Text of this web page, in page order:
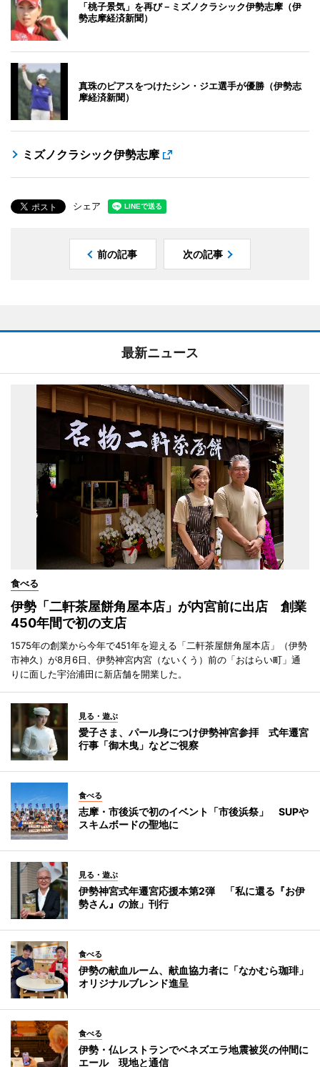
「桃子景気」を再び－ミズノクラシック伊勢志摩（伊
勢志摩経済新聞）
真珠のピアスをつけたシン・ジエ選手が優勝（伊勢志
摩経済新聞）
ミズノクラシック伊勢志摩
シェア
前の記事 次の記事
最新ニュース
食べる
伊勢「二軒茶屋餅角屋本店」が内宮前に出店 創業
450年間で初の支店
1575年の創業から今年で451年を迎える「二軒茶屋餅角屋本店」（伊勢
市神久）が8月6日、伊勢神宮内宮（ないくう）前の「おはらい町」通
りに面した宇治浦田に新店舗を開業した。
見る・遊ぶ
愛子さま、パール身につけ伊勢神宮参拝 式年遷宮
行事「御木曳」などご視察
食べる
志摩・市後浜で初のイベント「市後浜祭」 SUPや
スキムボードの聖地に
見る・遊ぶ
伊勢神宮式年遷宮応援本第2弾 「私に還る『お伊
勢さん』の旅」刊行
食べる
伊勢の献血ルーム、献血協力者に「なかむら珈琲」
オリジナルブレンド進呈
食べる
伊勢・仏レストランでベネズエラ地震被災の仲間に
エール 現地と通信